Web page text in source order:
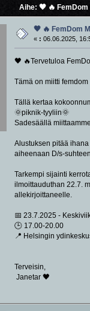
Aihe: 🖤 🔥
🖤 🔥 FemDom
« : 06.06.2025,
🖤 🔥Tervetuloa
Tämä on miitti
Tällä kertaa
🌞piknik-tyyliin🌞
Sadesäällä
Alustuksen pitää
aiheenaan D/s-
Tarkempi sijainti
ilmoittauduthan 22.7.
allekirjoittaneelle.
📅 23.7.2025 -
🕒 17.00-20.00
📍 Helsingin
Terveisin,
Janetar 🖤